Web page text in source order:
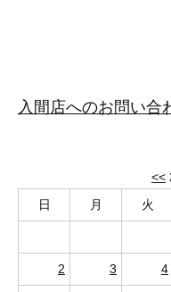
<<
日
月 火
2 3 4
入間店へのお問い